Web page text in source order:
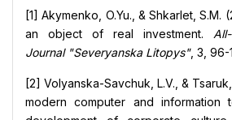
[1] Akymenko, O.Yu., & Shkarlet, S.M.
an object of real investment.
Journal "Severyanska Litopys", 3, 96-
[2] Volyanska-Savchuk, L.V., &
modern computer and information